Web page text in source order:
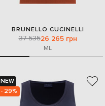
BRUNELLO CUCINELLI
37 53526 265 грн
ML
NEW
- 29%